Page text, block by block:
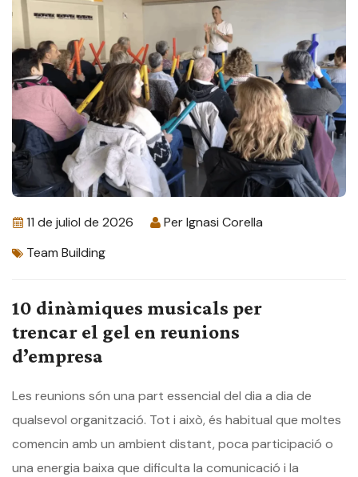
11 de juliol de 2026 PerIgnasi Corella
Team Building
10 dinàmiques musicals per
trencar el gel en reunions
d’empresa
Les reunions són una part essencial del dia a dia de
qualsevol organització. Tot i això, és habitual que moltes
comencin amb un ambient distant, poca participació o
una energia baixa que dificulta la comunicació i la